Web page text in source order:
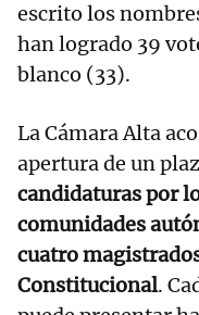
escrito los
han logrado 39
blanco (33).
La Cámara Alta
apertura de un
candidaturas por
comunidades
cuatro
Constitucional.